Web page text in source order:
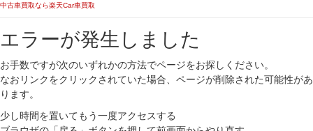
中古車買取なら楽天Car車買取
エラーが発生しました
お手数ですが次のいずれかの方法でページをお探しください。
なおリンクをクリックされていた場合、ページが削除された可能性があ
ります。
少し時間を置いてもう一度アクセスする